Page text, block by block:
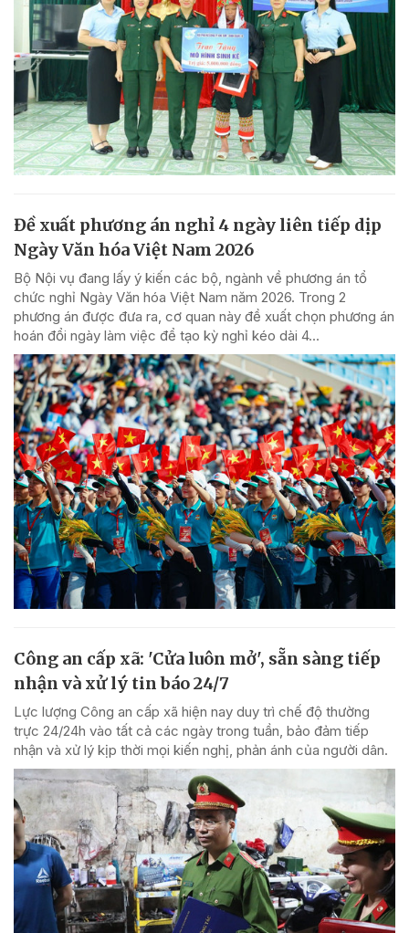
Đề xuất phương án nghỉ 4 ngày liên tiếp dịp
Ngày Văn hóa Việt Nam 2026
Bộ Nội vụ đang lấy ý kiến các bộ, ngành về phương án tổ
chức nghỉ Ngày Văn hóa Việt Nam năm 2026. Trong 2
phương án được đưa ra, cơ quan này đề xuất chọn phương án
hoán đổi ngày làm việc để tạo kỳ nghỉ kéo dài 4...
Công an cấp xã: 'Cửa luôn mở', sẵn sàng tiếp
nhận và xử lý tin báo 24/7
Lực lượng Công an cấp xã hiện nay duy trì chế độ thường
trực 24/24h vào tất cả các ngày trong tuần, bảo đảm tiếp
nhận và xử lý kịp thời mọi kiến nghị, phản ánh của người dân.